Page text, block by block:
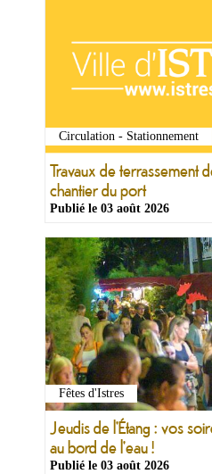
Infos
Travaux/Voirie
Circulation - Stationnement
Travaux de terrassement
chantier du port
Publié le 03 août 2026
Fêtes d'Istres
Jeudis de l'Étang : vos
au bord de l'eau !
Publié le 03 août 2026